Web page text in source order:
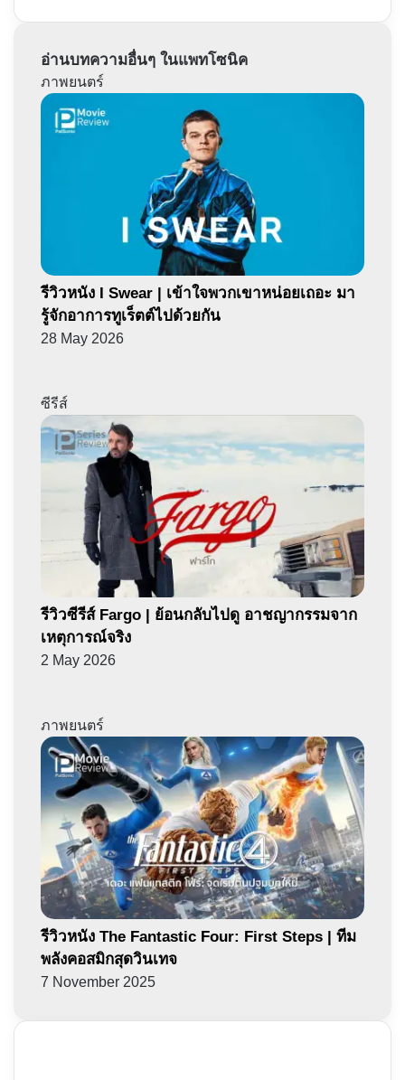
อ่านบทความอื่นๆ ในแพทโซนิค
ภาพยนตร์
รีวิวหนัง I Swear | เข้าใจพวกเขาหน่อยเถอะ มา
รู้จักอาการทูเร็ตต์ไปด้วยกัน
28 May 2026
ซีรีส์
รีวิวซีรีส์ Fargo | ย้อนกลับไปดู อาชญากรรมจาก
เหตุการณ์จริง
2 May 2026
ภาพยนตร์
รีวิวหนัง The Fantastic Four: First Steps | ทีม
พลังคอสมิกสุดวินเทจ
7 November 2025